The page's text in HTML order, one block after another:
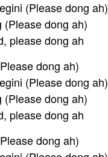
(Please dong ah)
(Please dong ah)
please dong ah
dong ah)
(Please dong ah)
(Please dong ah)
please dong ah
dong ah)